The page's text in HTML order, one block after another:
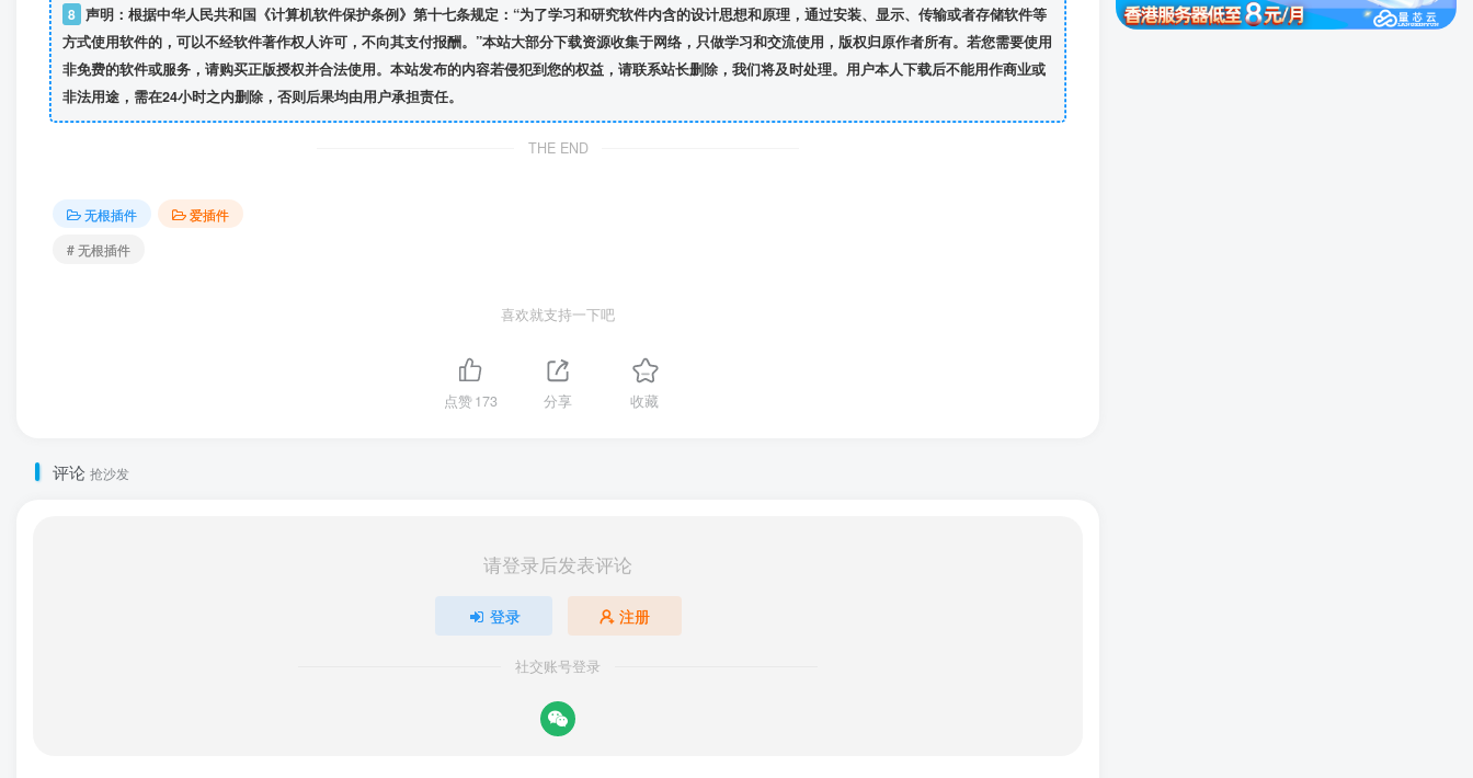
8 声明：根据中华人民共和国《计算机软件保护条例》第十七条规定：“为了学习和研究软件内含的设计思想和原理，通过安装、显示、传输或者存储软件等
方式使用软件的，可以不经软件著作权人许可，不向其支付报酬。”本站大部分下载资源收集于网络，只做学习和交流使用，版权归原作者所有。若您需要使用
非免费的软件或服务，请购买正版授权并合法使用。本站发布的内容若侵犯到您的权益，请联系站长删除，我们将及时处理。用户本人下载后不能用作商业或
非法用途，需在24小时之内删除，否则后果均由用户承担责任。
THE END
无根插件
爱插件
# 无根插件
喜欢就支持一下吧
点赞173 分享 收藏
评论 抢沙发
请登录后发表评论
登录 注册
社交账号登录